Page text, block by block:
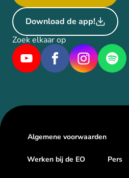
Download de app!
Zoek elkaar op
Algemene voorwaarden
Werken bij de EO Pers